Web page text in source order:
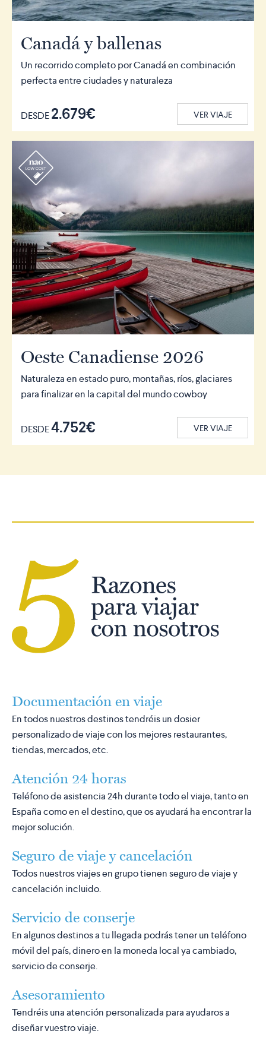
Canadá y ballenas
Un recorrido completo por Canadá en combinación
perfecta entre ciudades y naturaleza
DESDE2.679€ VER VIAJE
r
Oeste Canadiense 2026
Naturaleza en estado puro, montañas, ríos, glaciares
para finalizar en la capital del mundo cowboy
DESDE4.752€ VER VIAJE
Documentación en viaje
En todos nuestros destinos tendréis un dosier
personalizado de viaje con los mejores restaurantes,
tiendas, mercados, etc.
Atención 24 horas
Teléfono de asistencia 24h durante todo el viaje, tanto en
España como en el destino, que os ayudará ha encontrar la
mejor solución.
Seguro de viaje y cancelación
Todos nuestros viajes en grupo tienen seguro de viaje y
cancelación incluido.
Servicio de conserje
En algunos destinos a tu llegada podrás tener un teléfono
móvil del país, dinero en la moneda local ya cambiado,
servicio de conserje.
Asesoramiento
Tendréis una atención personalizada para ayudaros a
diseñar vuestro viaje.